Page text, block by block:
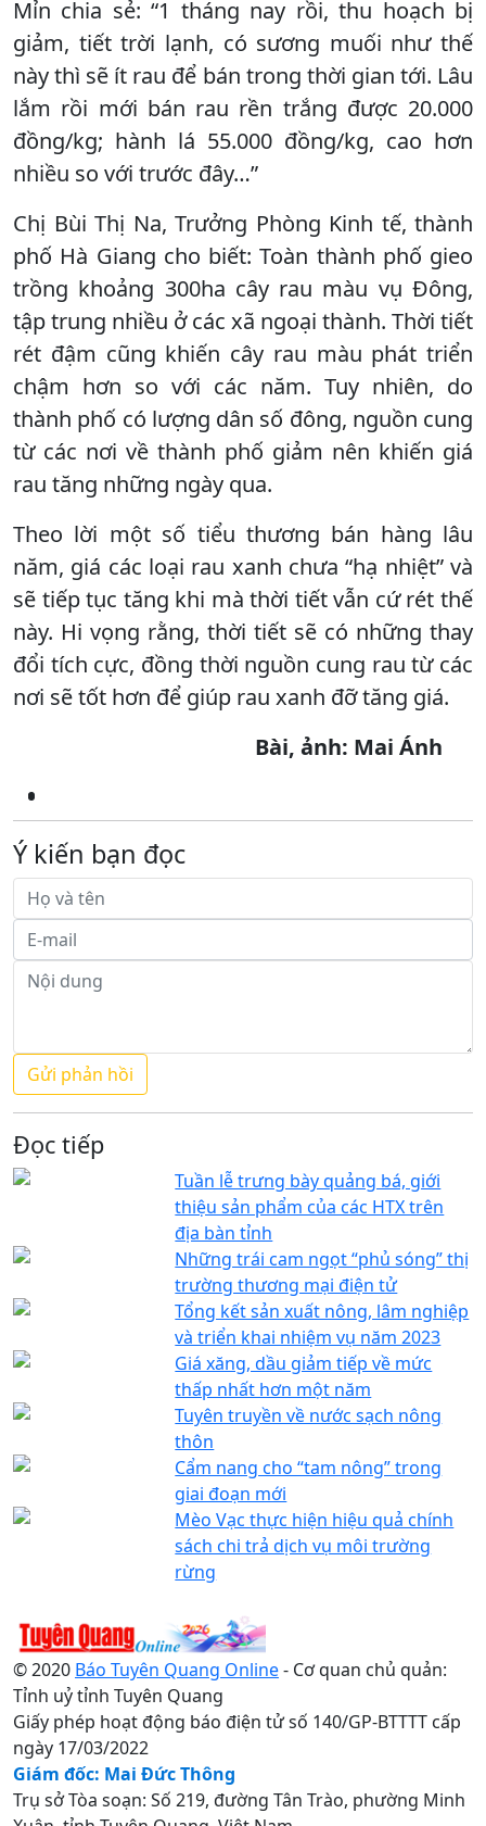
Mỉn chia sẻ: “1 tháng nay rồi, thu hoạch bị
giảm, tiết trời lạnh, có sương muối như thế
này thì sẽ ít rau để bán trong thời gian tới. Lâu
lắm rồi mới bán rau rền trắng được 20.000
đồng/kg; hành lá 55.000 đồng/kg, cao hơn
nhiều so với trước đây…”
Chị Bùi Thị Na, Trưởng Phòng Kinh tế, thành
phố Hà Giang cho biết: Toàn thành phố gieo
trồng khoảng 300ha cây rau màu vụ Đông,
tập trung nhiều ở các xã ngoại thành. Thời tiết
rét đậm cũng khiến cây rau màu phát triển
chậm hơn so với các năm. Tuy nhiên, do
thành phố có lượng dân số đông, nguồn cung
từ các nơi về thành phố giảm nên khiến giá
rau tăng những ngày qua.
Theo lời một số tiểu thương bán hàng lâu
năm, giá các loại rau xanh chưa “hạ nhiệt” và
sẽ tiếp tục tăng khi mà thời tiết vẫn cứ rét thế
này. Hi vọng rằng, thời tiết sẽ có những thay
đổi tích cực, đồng thời nguồn cung rau từ các
nơi sẽ tốt hơn để giúp rau xanh đỡ tăng giá.
Bài, ảnh: Mai Ánh
Ý kiến bạn đọc
Đọc tiếp
Tuần lễ trưng bày quảng bá, giới
thiệu sản phẩm của các HTX trên
địa bàn tỉnh
Những trái cam ngọt “phủ sóng” thị
trường thương mại điện tử
Tổng kết sản xuất nông, lâm nghiệp
và triển khai nhiệm vụ năm 2023
Giá xăng, dầu giảm tiếp về mức
thấp nhất hơn một năm
Tuyên truyền về nước sạch nông
thôn
Cẩm nang cho “tam nông” trong
giai đoạn mới
Mèo Vạc thực hiện hiệu quả chính
sách chi trả dịch vụ môi trường
rừng
© 2020 Báo Tuyên Quang Online- Cơ quan chủ quản:
Tỉnh uỷ tỉnh Tuyên Quang
Giấy phép hoạt động báo điện tử số 140/GP-BTTTT cấp
ngày 17/03/2022
Giám đốc: Mai Đức Thông
Trụ sở Tòa soạn: Số 219, đường Tân Trào, phường Minh